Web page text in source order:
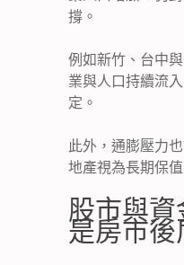
撐。
例如新竹、台中
業與人口持續流
定。
此外，通膨壓力
地產視為長期保值
股市與
是房市後